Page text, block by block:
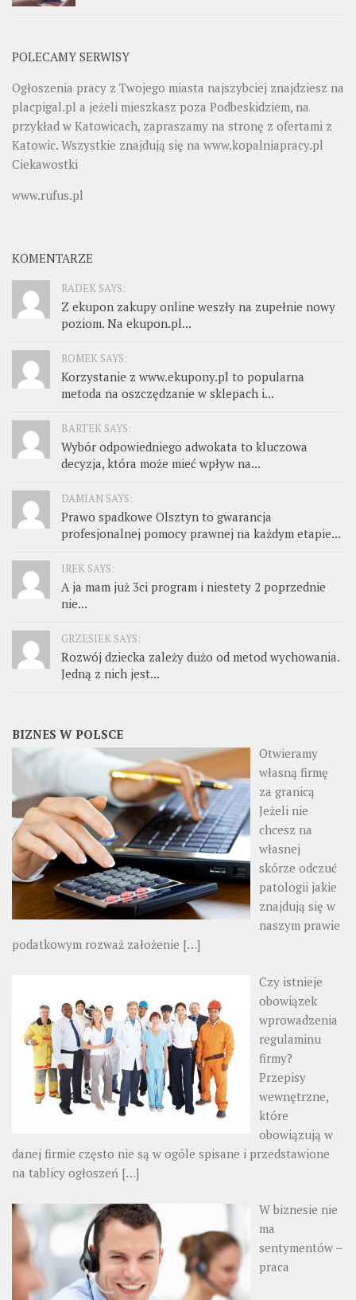
POLECAMY SERWISY
Ogłoszenia pracy z Twojego miasta najszybciej znajdziesz na
placpigal.pl a jeżeli mieszkasz poza Podbeskidziem, na
przykład w Katowicach, zapraszamy na stronę z ofertami z
Katowic. Wszystkie znajdują się na www.kopalniapracy.pl
Ciekawostki
www.rufus.pl
KOMENTARZE
RADEK SAYS:
Z ekupon zakupy online weszły na zupełnie nowy
poziom. Na ekupon.pl...
ROMEK SAYS:
Korzystanie z www.ekupony.pl to popularna
metoda na oszczędzanie w sklepach i...
BARTEK SAYS:
Wybór odpowiedniego adwokata to kluczowa
decyzja, która może mieć wpływ na...
DAMIAN SAYS:
Prawo spadkowe Olsztyn to gwarancja
profesjonalnej pomocy prawnej na każdym etapie...
IREK SAYS:
A ja mam już 3ci program i niestety 2 poprzednie
nie...
GRZESIEK SAYS:
Rozwój dziecka zależy dużo od metod wychowania.
Jedną z nich jest...
BIZNES W POLSCE
Otwieramy
własną firmę
za granicą
Jeżeli nie
chcesz na
własnej
skórze odczuć
patologii jakie
znajdują się w
naszym prawie
podatkowym rozważ założenie […]
Czy istnieje
obowiązek
wprowadzenia
regulaminu
firmy?
Przepisy
wewnętrzne,
które
obowiązują w
danej firmie często nie są w ogóle spisane i przedstawione
na tablicy ogłoszeń […]
W biznesie nie
ma
sentymentów –
praca